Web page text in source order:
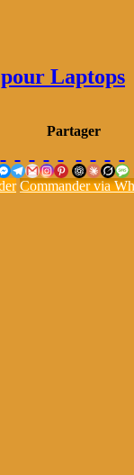
Laptops
Partager
Commander via